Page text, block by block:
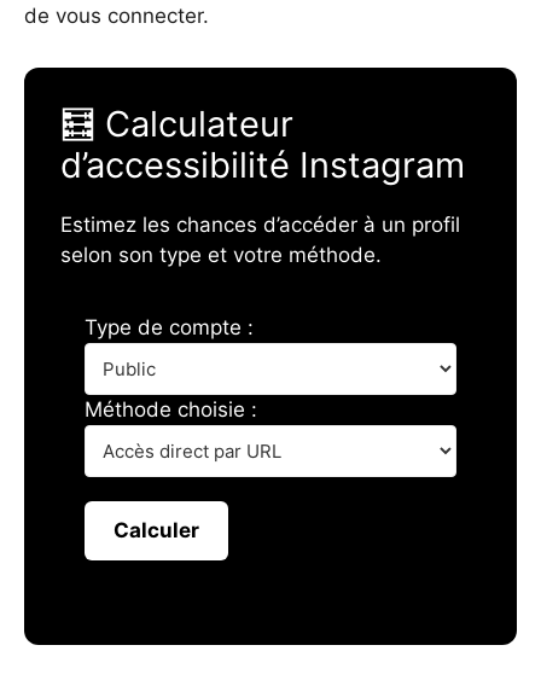
de vous connecter.
🧮 Calculateur
d’accessibilité Instagram
Estimez les chances d’accéder à un profil
selon son type et votre méthode.
Type de compte :
Méthode choisie :
Calculer